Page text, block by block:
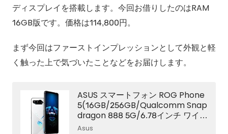
ディスプレイを搭載します。今回お借りしたのはRAM
16GB版です。価格は114,800円。
まず今回はファーストインプレッションとして外観と軽
く触った上で気づいたことなどをお届けします。
ASUS スマートフォン ROG Phone
5(16GB/256GB/Qualcomm Snap
dragon 888 5G/6.78インチ ワイド
AMOLEDディスプレイ Corning Go
Asus